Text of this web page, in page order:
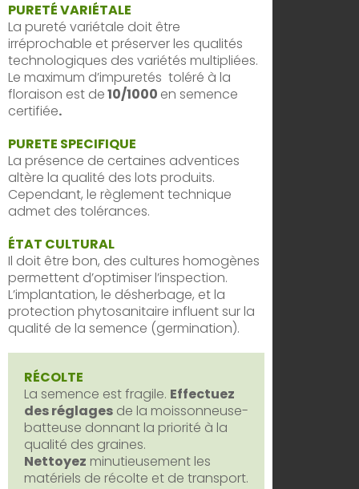
PURETÉ VARIÉTALE
La pureté variétale doit être
irréprochable et préserver les qualités
technologiques des variétés multipliées.
Le maximum d’impuretés toléré à la
floraison est de10/1000 en semence
certifiée.
PURETE SPECIFIQUE
La présence de certaines adventices
altère la qualité des lots produits.
Cependant, le règlement technique
admet des tolérances.
ÉTAT CULTURAL
Il doit être bon, des cultures homogènes
permettent d’optimiser l’inspection.
L’implantation, le désherbage, et la
protection phytosanitaire influent sur la
qualité de la semence (germination).
RÉCOLTE
La semence est fragile. Effectuez
des réglages de la moissonneuse-
batteuse donnant la priorité à la
qualité des graines.
Nettoyez minutieusement les
matériels de récolte et de transport.